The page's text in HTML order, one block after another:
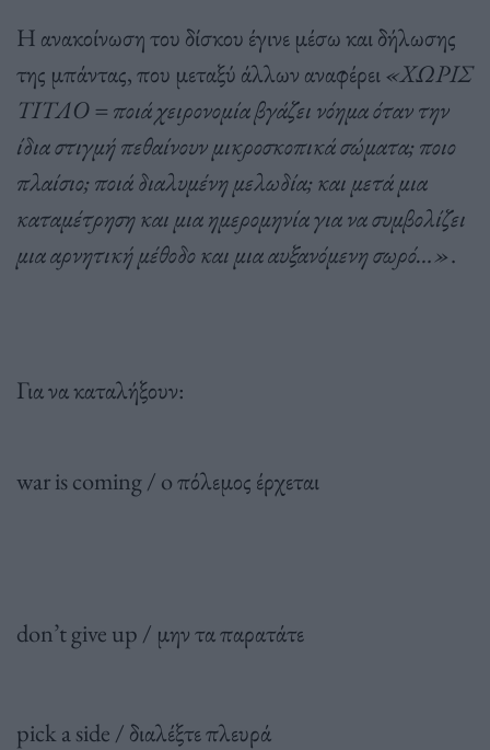
Η ανακοίνωση του δίσκου έγινε μέσω και δήλωσης
της μπάντας, που μεταξύ άλλων αναφέρει«ΧΩΡΙΣ
ΤΙΤΛΟ = ποιά χειρονομία βγάζει νόημα όταν την
ίδια στιγμή πεθαίνουν μικροσκοπικά σώματα; ποιο
πλαίσιο; ποιά διαλυμένη μελωδία; και μετά μια
καταμέτρηση και μια ημερομηνία για να συμβολίζει
μια αρνητική μέθοδο και μια αυξανόμενη σωρό…».
Για να καταλήξουν:
war is coming / o πόλεμος έρχεται
don’t give up / μην τα παρατάτε
pick a side / διαλέξτε πλευρά